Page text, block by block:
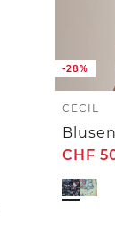
-28%
CECIL
CHF